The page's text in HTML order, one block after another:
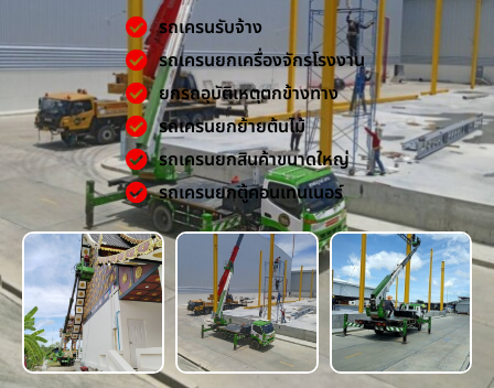
รถเครนรับจ้าง
รถเครนยกเครื่องจักรโรงงาน
ยกรถอุบัติเหตุตกข้างทาง
รถเครนยกย้ายต้นไม้
รถเครนยกสินค้าขนาดใหญ่
รถเครนยกตู้คอนเทนเนอร์